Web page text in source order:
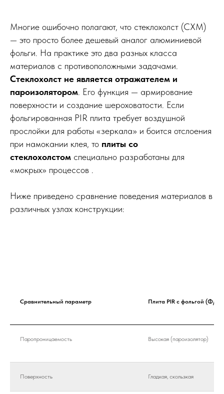
Многие ошибочно полагают, что стеклохолст (СХМ)
— это просто более дешевый аналог алюминиевой
фольги. На практике это два разных класса
материалов с противоположными задачами.
Стеклохолст не является отражателем и
пароизолятором . Его функция — армирование
поверхности и создание шероховатости. Если
фольгированная PIR плита требует воздушной
прослойки для работы «зеркала» и боится отслоения
при намокании клея, то плиты со
стеклохолстом специально разработаны для
«мокрых» процессов .
Ниже приведено сравнение поведения материалов в
различных узлах конструкции:
Сравнительный параметр Плита PIR с фольгой (Ф/Ф)
Паропроницаемость Высокая (пароизолятор)
Поверхность Гладкая, скользкая